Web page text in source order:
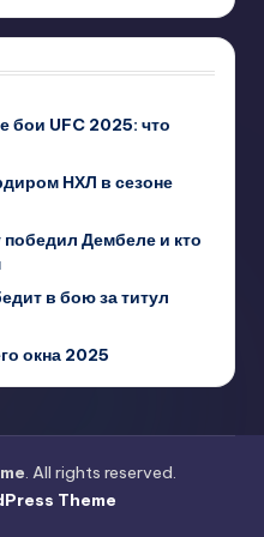
бои UFC 2025: что
НХЛ в сезоне
Дембеле и кто
в бою за титул
окна 2025
. All rights reserved.
Theme